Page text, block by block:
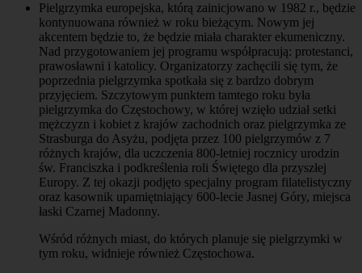
Pielgrzymka europejska, którą zainicjowano w 1982 r., będzie
kontynuowana również w roku bieżącym. Nowym jej
akcentem będzie to, że będzie miała charakter ekumeniczny.
Nad przygotowaniem jej programu współpracują: protestanci,
prawosławni i katolicy. Organizatorzy zachęcili się tym, że
poprzednia pielgrzymka spotkała się z bardzo dobrym
przyjęciem. Szczytowym punktem tamtego roku była
pielgrzymka do Częstochowy, w której wzięło udział setki
mężczyzn i kobiet z krajów zachodnich oraz pielgrzymka ze
Strasburga do Asyżu, podjęta przez 100 pielgrzymów z 7
różnych krajów, dla uczczenia 800-letniej rocznicy urodzin
św. Franciszka i podkreślenia roli Świętego dla przyszłej
Europy. Z tej okazji podjęto specjalny program filatelistyczny
oraz kasownik upamiętniający 600-lecie Jasnej Góry, miejsca
łaski Czarnej Madonny.
Wśród różnych miast, do których planuje się pielgrzymki w
tym roku, widnieje również Częstochowa.